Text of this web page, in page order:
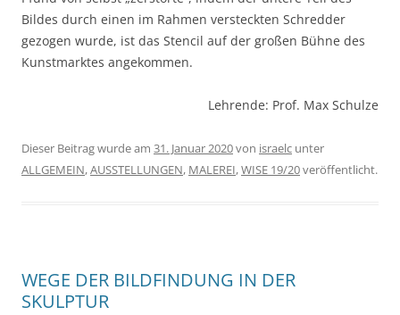
Bildes durch einen im Rahmen versteckten Schredder
gezogen wurde, ist das Stencil auf der großen Bühne des
Kunstmarktes angekommen.
Lehrende: Prof. Max Schulze
Dieser Beitrag wurde am 31. Januar 2020von israelc unter
ALLGEMEIN,AUSSTELLUNGEN, MALEREI,WISE 19/20veröffentlicht.
WEGE DER BILDFINDUNG IN DER
SKULPTUR